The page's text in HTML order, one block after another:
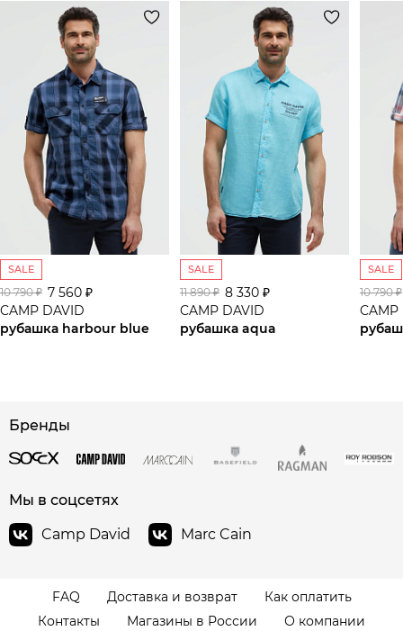
SALE
10 790 ₽ 7 560 ₽
CAMP DAVID
рубашка harbour blue
SALE
11 890 ₽ 8 330 ₽
CAMP DAVID
рубашка aqua
SALE
10 790 ₽
CAMP
Бренды
Мы в соцсетях
Camp David
Marc Cain
FAQ Доставка и возврат
Как оплатить
Контакты
Магазины в России О компании